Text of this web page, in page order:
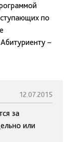
по
–
12.07.2015
за
или